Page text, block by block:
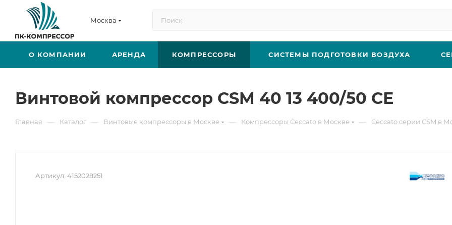
Москва
О КОМПАНИИ АРЕНДА КОМПРЕССОРЫ СИСТЕМЫ ПОДГОТОВКИ ВОЗДУХА
Винтовой компрессор CSM 40 13 400/50 CE
Главная — Каталог — Винтовые компрессоры в Москве — Компрессоры Ceccato в Москве — Ceccato серии CSM в
Артикул: 4152028251